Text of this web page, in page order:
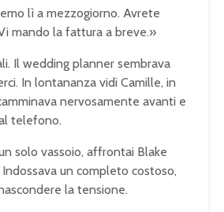
lì a mezzogiorno. Avrete
mando la fattura a breve.»
Il wedding planner sembrava
In lontananza vidi Camille, in
nervosamente avanti e
telefono.
solo vassoio, affrontai Blake
Indossava un completo costoso,
la tensione.